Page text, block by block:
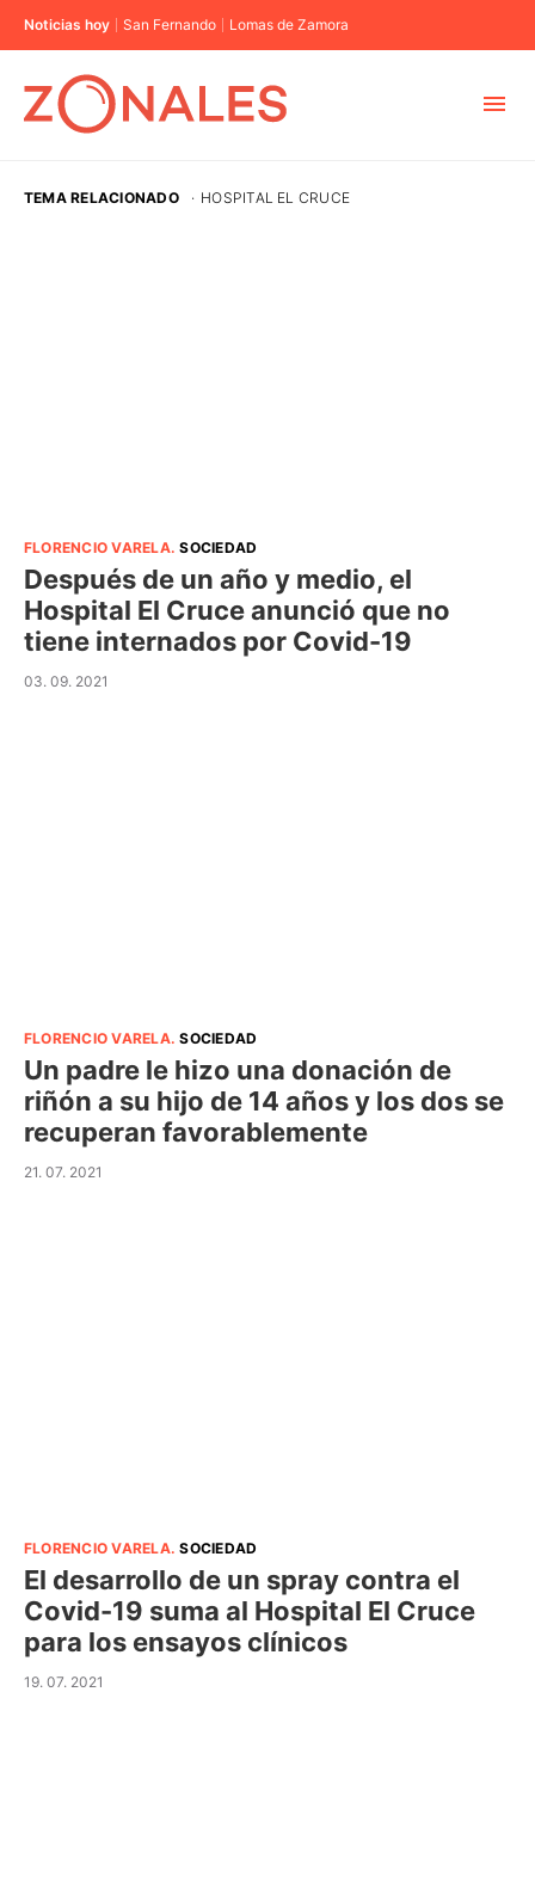
Noticias hoy San Fernando Lomas de Zamora
TEMA RELACIONADO · HOSPITAL EL CRUCE
FLORENCIO VARELA.SOCIEDAD
Después de un año y medio, el
Hospital El Cruce anunció que no
tiene internados por Covid-19
03. 09. 2021
FLORENCIO VARELA.SOCIEDAD
Un padre le hizo una donación de
riñón a su hijo de 14 años y los dos se
recuperan favorablemente
21. 07. 2021
FLORENCIO VARELA.SOCIEDAD
El desarrollo de un spray contra el
Covid-19 suma al Hospital El Cruce
para los ensayos clínicos
19. 07. 2021